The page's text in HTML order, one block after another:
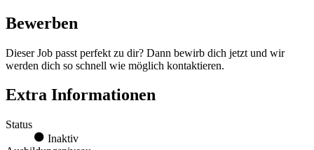
Bewerben
Dieser Job passt perfekt zu dir? Dann bewirb dich jetzt und wir
werden dich so schnell wie möglich kontaktieren.
Extra Informationen
Status
Inaktiv